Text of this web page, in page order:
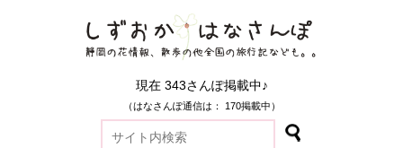
現在 343さんぽ掲載中♪
（はなさんぽ通信は： 170掲載中）